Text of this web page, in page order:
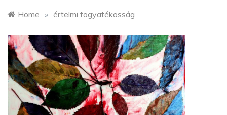
Home » értelmi fogyatékosság